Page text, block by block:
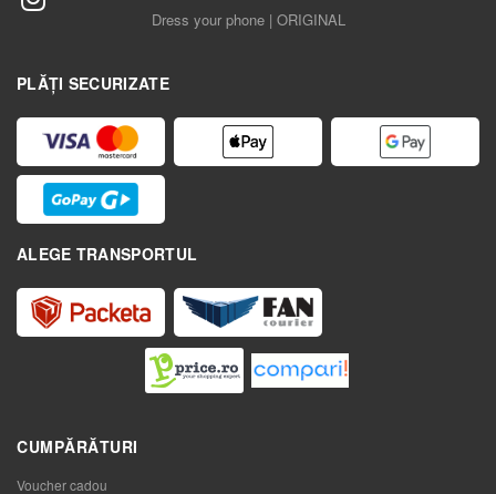
Dress your phone | ORIGINAL
PLĂȚI SECURIZATE
ALEGE TRANSPORTUL
CUMPĂRĂTURI
Voucher cadou